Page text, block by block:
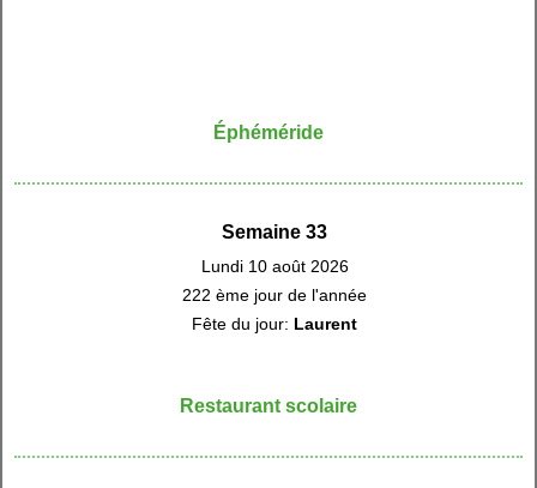
Éphéméride
Semaine 33
Lundi 10 août 2026
222 ème jour de l'année
Fête du jour: Laurent
Restaurant scolaire